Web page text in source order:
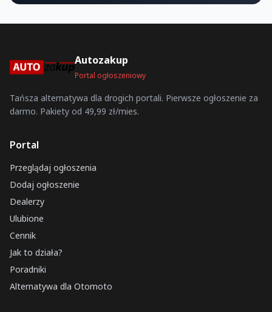
Autozakup
Portal ogłoszeniowy
Tańsza alternatywa dla drogich portali. Pierwsze ogłoszenie za
darmo. Pakiety od 49,99 zł/mies.
Portal
Przeglądaj ogłoszenia
Dodaj ogłoszenie
Dealerzy
Ulubione
Cennik
Jak to działa?
Poradniki
Alternatywa dla Otomoto